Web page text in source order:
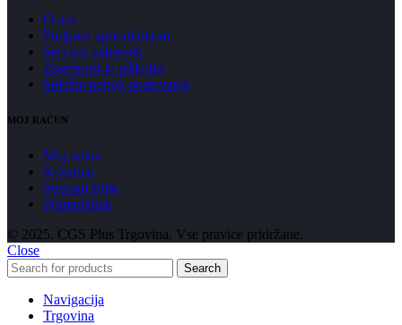
O nas
Podpora uporabnikom
Servisni zahtevek
Zasebnost in piškotki
Splošni pogoji poslovanja
MOJ RAČUN
Moj račun
Košarica
Seznam želja
Primerjalnik
© 2025, CGS Plus Trgovina. Vse pravice pridržane.
Close
Search
Navigacija
Trgovina